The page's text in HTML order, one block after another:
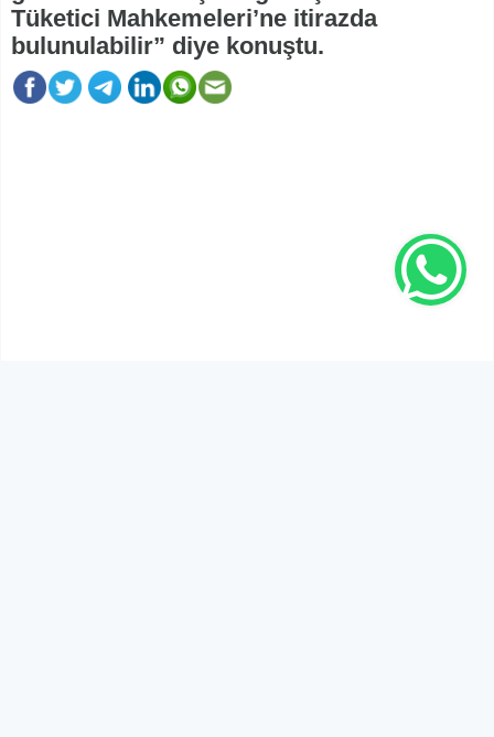
Tüketici Mahkemeleri’ne itirazda
bulunulabilir” diye konuştu.